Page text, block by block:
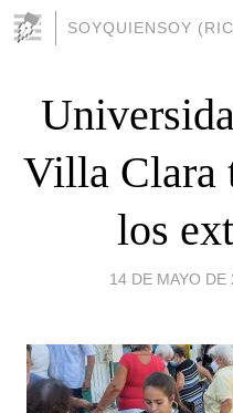
SOYQUIENSOY
Villa Clara
los
14 DE MAYO